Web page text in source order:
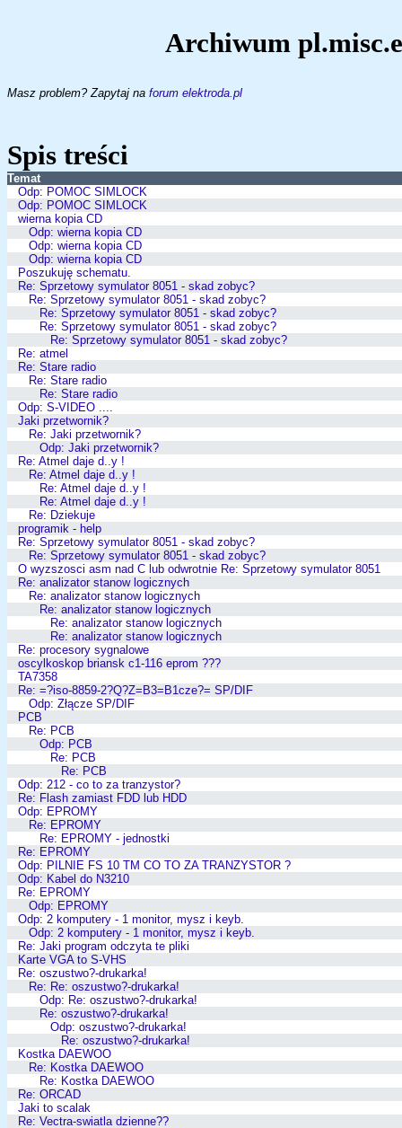
Archiwum
Masz problem? Zapytaj na forum elektroda.pl
Spis treści
Temat
Odp: POMOC SIMLOCK
Odp: POMOC SIMLOCK
wierna kopia CD
Odp: wierna kopia CD
Odp: wierna kopia CD
Odp: wierna kopia CD
Poszukuję schematu.
Re: Sprzetowy symulator 8051 - skad zobyc?
Re: Sprzetowy symulator 8051 - skad zobyc?
Re: Sprzetowy symulator 8051 - skad zobyc?
Re: Sprzetowy symulator 8051 - skad zobyc?
Re: Sprzetowy symulator 8051 - skad zobyc?
Re: atmel
Re: Stare radio
Re: Stare radio
Re: Stare radio
Odp: S-VIDEO ....
Jaki przetwornik?
Re: Jaki przetwornik?
Odp: Jaki przetwornik?
Re: Atmel daje d..y !
Re: Atmel daje d..y !
Re: Atmel daje d..y !
Re: Atmel daje d..y !
Re: Dziekuje
programik - help
Re: Sprzetowy symulator 8051 - skad zobyc?
Re: Sprzetowy symulator 8051 - skad zobyc?
O wyzszosci asm nad C lub odwrotnie Re: Sprzetowy symulator 8051
Re: analizator stanow logicznych
Re: analizator stanow logicznych
Re: analizator stanow logicznych
Re: analizator stanow logicznych
Re: analizator stanow logicznych
Re: procesory sygnalowe
oscylkoskop briansk c1-116 eprom ???
TA7358
Re: =?iso-8859-2?Q?Z=B3=B1cze?= SP/DIF
Odp: Złącze SP/DIF
PCB
Re: PCB
Odp: PCB
Re: PCB
Re: PCB
Odp: 212 - co to za tranzystor?
Re: Flash zamiast FDD lub HDD
Odp: EPROMY
Re: EPROMY
Re: EPROMY - jednostki
Re: EPROMY
Odp: PILNIE FS 10 TM CO TO ZA TRANZYSTOR ?
Odp: Kabel do N3210
Re: EPROMY
Odp: EPROMY
Odp: 2 komputery - 1 monitor, mysz i keyb.
Odp: 2 komputery - 1 monitor, mysz i keyb.
Re: Jaki program odczyta te pliki
Karte VGA to S-VHS
Re: oszustwo?-drukarka!
Re: Re: oszustwo?-drukarka!
Odp: Re: oszustwo?-drukarka!
Re: oszustwo?-drukarka!
Odp: oszustwo?-drukarka!
Re: oszustwo?-drukarka!
Kostka DAEWOO
Re: Kostka DAEWOO
Re: Kostka DAEWOO
Re: ORCAD
Jaki to scalak
Re: Vectra-swiatla dzienne??